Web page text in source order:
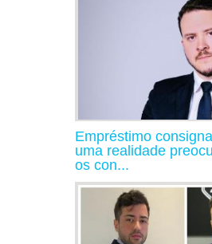
Empréstimo
uma realidade
os con...